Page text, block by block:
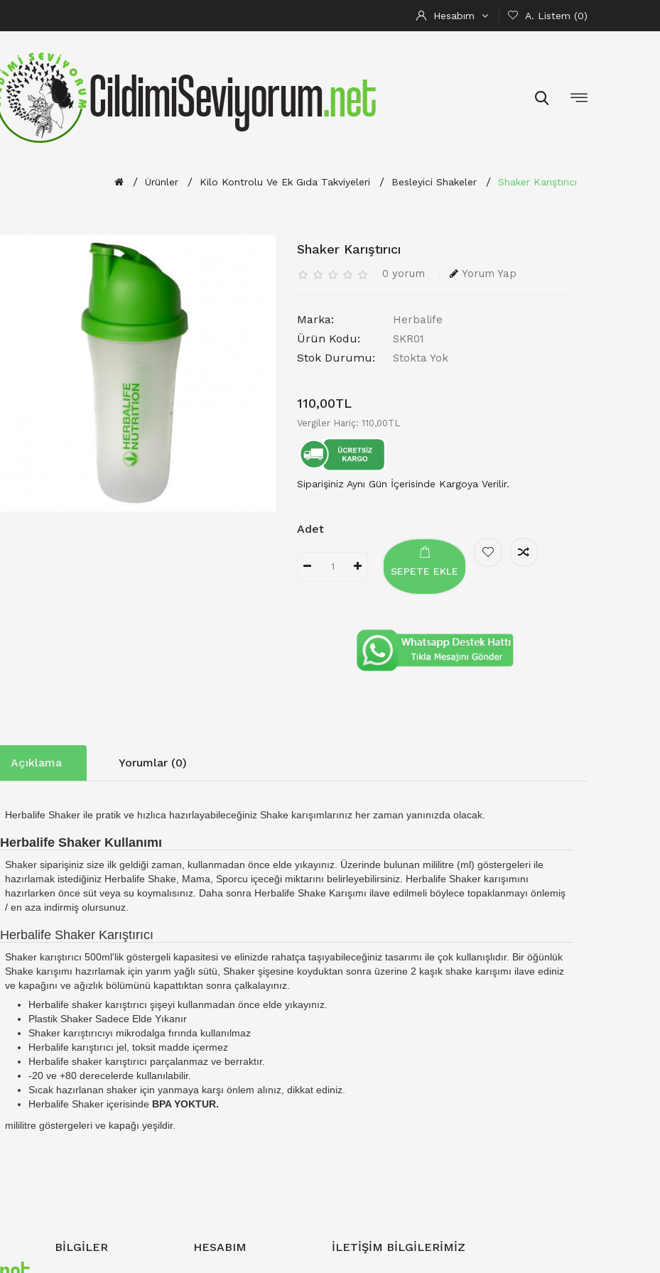
Hesabım A. Listem (0)
Ürünler Kilo Kontrolu Ve Ek Gıda Takviyeleri Besleyici Shakeler Shaker Karıştırıcı
Shaker Karıştırıcı
0 yorum Yorum Yap
Marka: Herbalife
Ürün Kodu: SKR01
Stok Durumu: Stokta Yok
110,00TL
Vergiler Hariç: 110,00TL
Siparişiniz Aynı Gün İçerisinde Kargoya Verilir.
Adet
SEPETE EKLE
Açıklama Yorumlar (0)
Herbalife Shaker ile pratik ve hızlıca hazırlayabileceğiniz Shake karışımlarınız her zaman yanınızda olacak.
Herbalife Shaker Kullanımı
Shaker siparişiniz size ilk geldiği zaman, kullanmadan önce elde yıkayınız. Üzerinde bulunan mililitre (ml) göstergeleri ile
hazırlamak istediğiniz Herbalife Shake, Mama, Sporcu içeceği miktarını belirleyebilirsiniz. Herbalife Shaker karışımını
hazırlarken önce süt veya su koymalısınız. Daha sonra Herbalife Shake Karışımı ilave edilmeli böylece topaklanmayı önlemiş
/ en aza indirmiş olursunuz.
Herbalife Shaker Karıştırıcı
Shaker karıştırıcı 500ml'lik göstergeli kapasitesi ve elinizde rahatça taşıyabileceğiniz tasarımı ile çok kullanışlıdır. Bir öğünlük
Shake karışımı hazırlamak için yarım yağlı sütü, Shaker şişesine koyduktan sonra üzerine 2 kaşık shake karışımı ilave ediniz
ve kapağını ve ağızlık bölümünü kapattıktan sonra çalkalayınız.
Herbalife shaker karıştırıcı şişeyi kullanmadan önce elde yıkayınız.
Plastik Shaker Sadece Elde Yıkanır
Shaker karıştırıcıyı mikrodalga fırında kullanılmaz
Herbalife karıştırıcı jel, toksit madde içermez
Herbalife shaker karıştırıcı parçalanmaz ve berraktır.
-20 ve +80 derecelerde kullanılabilir.
Sıcak hazırlanan shaker için yanmaya karşı önlem alınız, dikkat ediniz.
Herbalife Shaker içerisinde BPA YOKTUR.
mililitre göstergeleri ve kapağı yeşildir.
BILGILER HESABIM İLETIŞIM BILGILERIMIZ